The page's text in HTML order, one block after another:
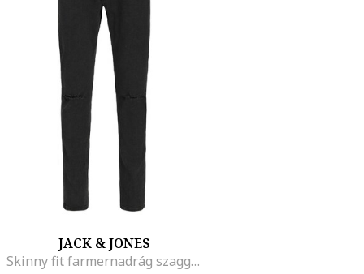
JACK & JONES
Skinny fit farmernadrág szaggatott részletekkel, Fekete